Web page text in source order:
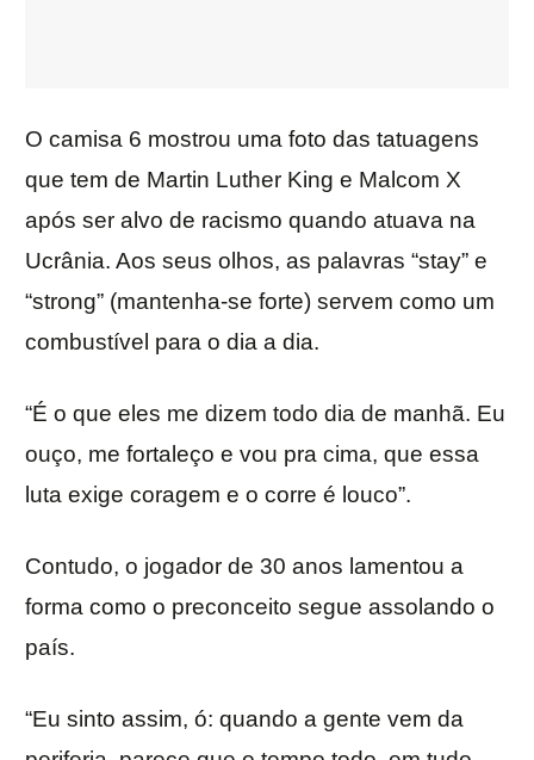
O camisa 6 mostrou uma foto das tatuagens
que tem de Martin Luther King e Malcom X
após ser alvo de racismo quando atuava na
Ucrânia. Aos seus olhos, as palavras “stay” e
“strong” (mantenha-se forte) servem como um
combustível para o dia a dia.
“É o que eles me dizem todo dia de manhã. Eu
ouço, me fortaleço e vou pra cima, que essa
luta exige coragem e o corre é louco”.
Contudo, o jogador de 30 anos lamentou a
forma como o preconceito segue assolando o
país.
“Eu sinto assim, ó: quando a gente vem da